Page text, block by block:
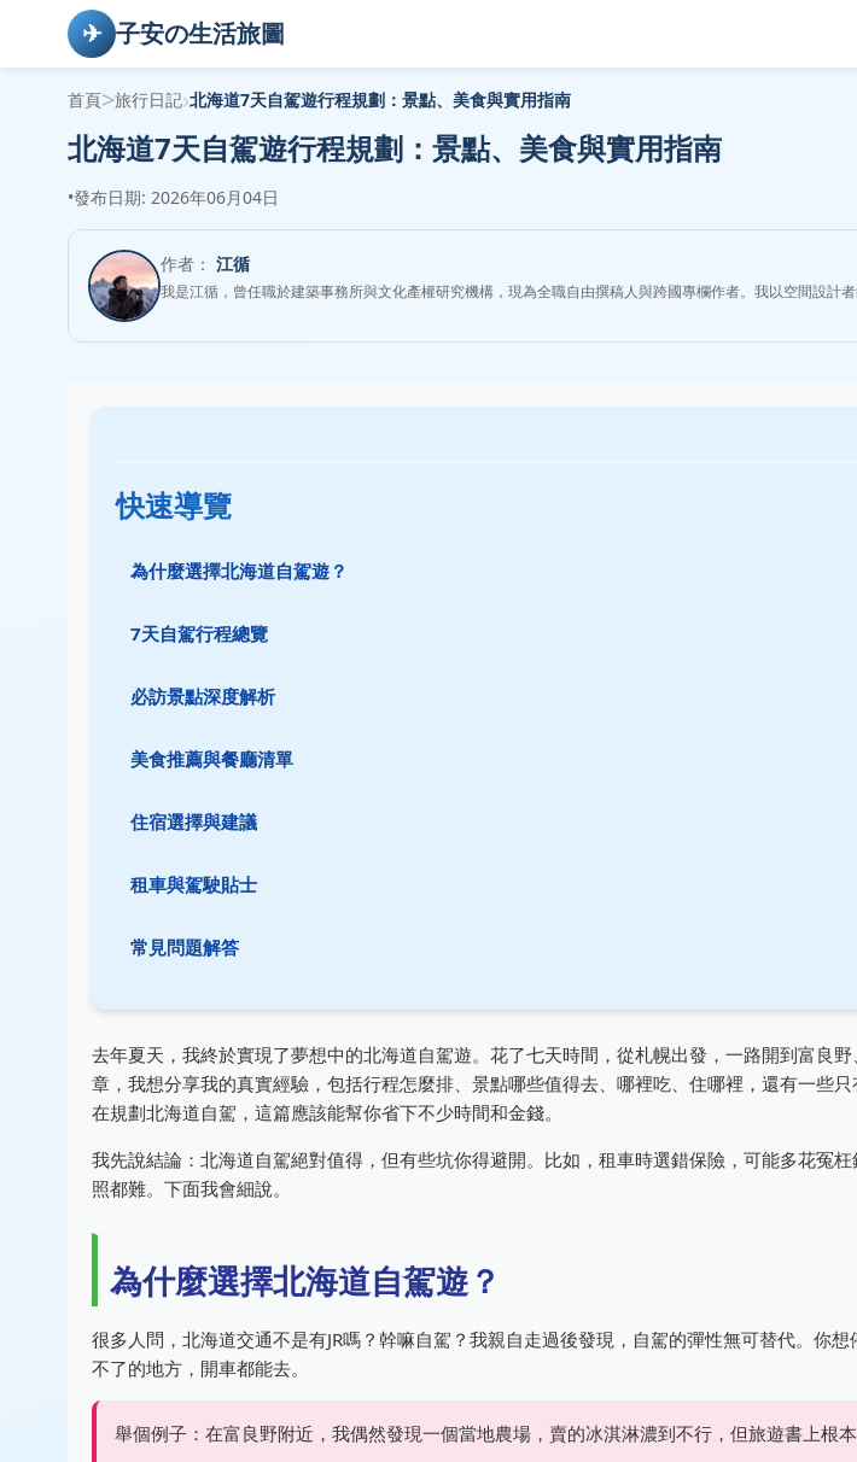
✈ 子安の生活旅圖
首頁>旅行日記›北海道7天自駕遊行程規劃：景點、美食與實用指南
北海道7天自駕遊行程規劃：景點、美食與實用指南
•發布日期: 2026年06月04日
作者： 江循
我是江循，曾任職於建築事務所與文化產權研究機構，現為全職自由撰稿人與跨國專欄作者。我以空間設計
快速導覽
為什麼選擇北海道自駕遊？
7天自駕行程總覽
必訪景點深度解析
美食推薦與餐廳清單
住宿選擇與建議
租車與駕駛貼士
常見問題解答
去年夏天，我終於實現了夢想中的北海道自駕遊。花了七天時間，從札幌出發，一路開到富良
章，我想分享我的真實經驗，包括行程怎麼排、景點哪些值得去、哪裡吃、住哪裡，還有一些
在規劃北海道自駕，這篇應該能幫你省下不少時間和金錢。
我先說結論：北海道自駕絕對值得，但有些坑你得避開。比如，租車時選錯保險，可能多花冤
照都難。下面我會細說。
為什麼選擇北海道自駕遊？
很多人問，北海道交通不是有JR嗎？幹嘛自駕？我親自走過後發現，自駕的彈性無可替代。你
不了的地方，開車都能去。
舉個例子：在富良野附近，我偶然發現一個當地農場，賣的冰淇淋濃到不行，但旅遊書上根